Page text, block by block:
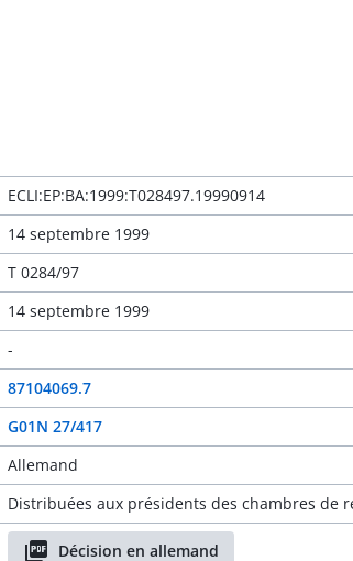
ECLI:EP:BA:1999:T028497.19990914
14 septembre 1999
T 0284/97
14 septembre 1999
-
87104069.7
G01N 27/417
Allemand
Distribuées aux présidents des chambres de
Décision en allemand